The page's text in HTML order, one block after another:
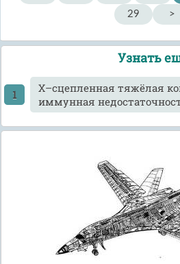
29 >
Узнать
Х–сцепленная тяжёлая
иммунная